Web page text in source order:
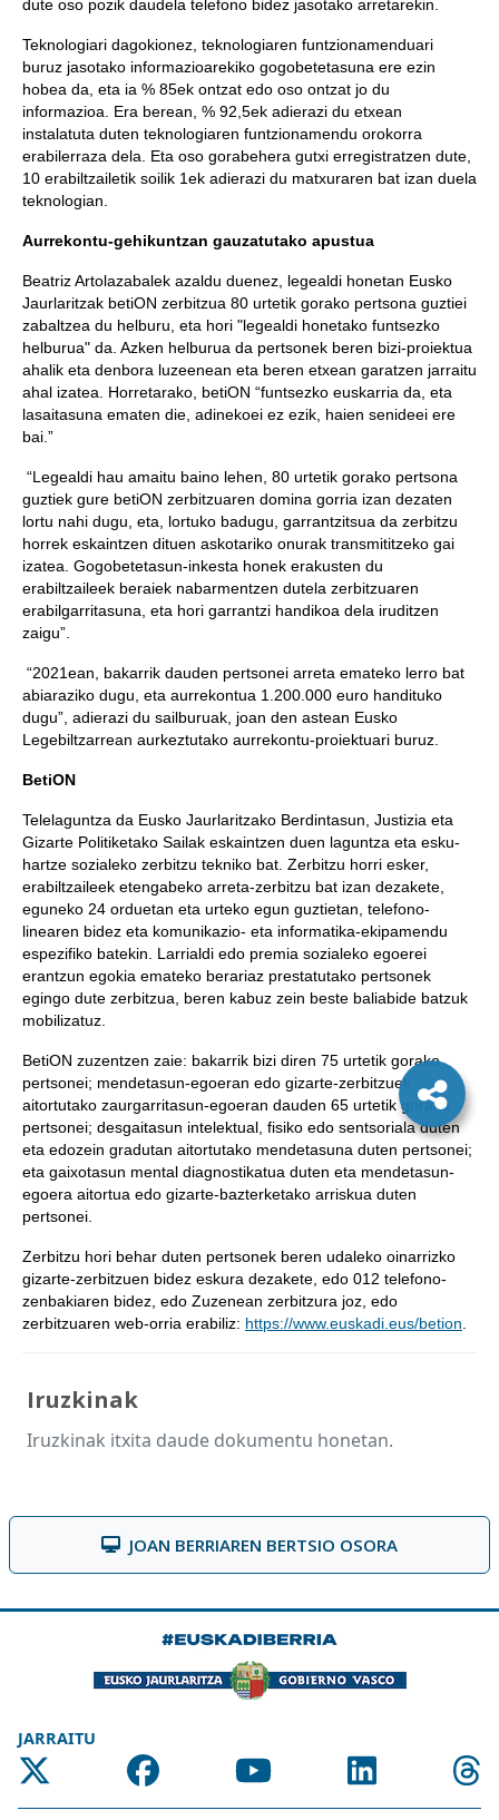
dute oso pozik daudela telefono bidez jasotako arretarekin.
Teknologiari dagokionez, teknologiaren funtzionamenduari
buruz jasotako informazioarekiko gogobetetasuna ere ezin
hobea da, eta ia % 85ek ontzat edo oso ontzat jo du
informazioa. Era berean, % 92,5ek adierazi du etxean
instalatuta duten teknologiaren funtzionamendu orokorra
erabilerraza dela. Eta oso gorabehera gutxi erregistratzen dute,
10 erabiltzailetik soilik 1ek adierazi du matxuraren bat izan duela
teknologian.
Aurrekontu-gehikuntzan gauzatutako apustua
Beatriz Artolazabalek azaldu duenez, legealdi honetan Eusko
Jaurlaritzak betiON zerbitzua 80 urtetik gorako pertsona guztiei
zabaltzea du helburu, eta hori "legealdi honetako funtsezko
helburua" da. Azken helburua da pertsonek beren bizi-proiektua
ahalik eta denbora luzeenean eta beren etxean garatzen jarraitu
ahal izatea. Horretarako, betiON “funtsezko euskarria da, eta
lasaitasuna ematen die, adinekoei ez ezik, haien senideei ere
bai.”
“Legealdi hau amaitu baino lehen, 80 urtetik gorako pertsona
guztiek gure betiON zerbitzuaren domina gorria izan dezaten
lortu nahi dugu, eta, lortuko badugu, garrantzitsua da zerbitzu
horrek eskaintzen dituen askotariko onurak transmititzeko gai
izatea. Gogobetetasun-inkesta honek erakusten du
erabiltzaileek beraiek nabarmentzen dutela zerbitzuaren
erabilgarritasuna, eta hori garrantzi handikoa dela iruditzen
zaigu”.
“2021ean, bakarrik dauden pertsonei arreta emateko lerro bat
abiaraziko dugu, eta aurrekontua 1.200.000 euro handituko
dugu”, adierazi du sailburuak, joan den astean Eusko
Legebiltzarrean aurkeztutako aurrekontu-proiektuari buruz.
BetiON
Telelaguntza da Eusko Jaurlaritzako Berdintasun, Justizia eta
Gizarte Politiketako Sailak eskaintzen duen laguntza eta esku-
hartze sozialeko zerbitzu tekniko bat. Zerbitzu horri esker,
erabiltzaileek etengabeko arreta-zerbitzu bat izan dezakete,
eguneko 24 orduetan eta urteko egun guztietan, telefono-
linearen bidez eta komunikazio- eta informatika-ekipamendu
espezifiko batekin. Larrialdi edo premia sozialeko egoerei
erantzun egokia emateko berariaz prestatutako pertsonek
egingo dute zerbitzua, beren kabuz zein beste baliabide batzuk
mobilizatuz.
BetiON zuzentzen zaie: bakarrik bizi diren 75 urtetik gorako
pertsonei; mendetasun-egoeran edo gizarte-zerbitzuek
aitortutako zaurgarritasun-egoeran dauden 65 urtetik gorako
pertsonei; desgaitasun intelektual, fisiko edo sentsoriala duten
eta edozein gradutan aitortutako mendetasuna duten pertsonei;
eta gaixotasun mental diagnostikatua duten eta mendetasun-
egoera aitortua edo gizarte-bazterketako arriskua duten
pertsonei.
Zerbitzu hori behar duten pertsonek beren udaleko oinarrizko
gizarte-zerbitzuen bidez eskura dezakete, edo 012 telefono-
zenbakiaren bidez, edo Zuzenean zerbitzura joz, edo
zerbitzuaren web-orria erabiliz: https://www.euskadi.eus/betion
Iruzkinak
Iruzkinak itxita daude dokumentu honetan.
JOAN BERRIAREN BERTSIO OSORA
JARRAITU